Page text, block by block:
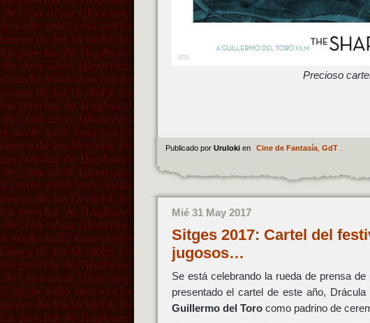
Precioso
Publicado por Uruloki en Cine de Fantasía, GdT.
Mié 31 May 2017
Sitges 2017: Cartel del
jugosos…
Se está celebrando la rueda de prensa
presentado el cartel de este año,
Guillermo del Torocomo padrino de